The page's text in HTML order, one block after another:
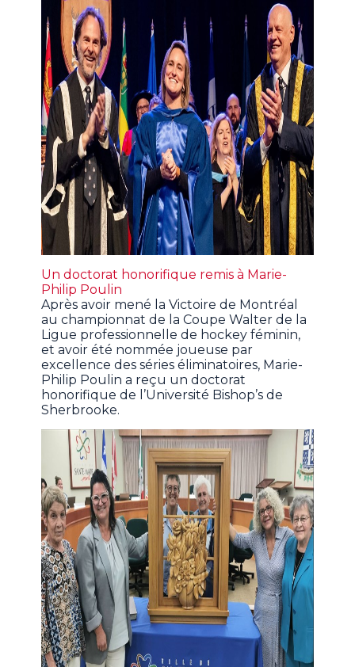
Un doctorat honorifique remis à Marie-
Philip Poulin
Après avoir mené la Victoire de Montréal
au championnat de la Coupe Walter de la
Ligue professionnelle de hockey féminin,
et avoir été nommée joueuse par
excellence des séries éliminatoires, Marie-
Philip Poulin a reçu un doctorat
honorifique de l’Université Bishop’s de
Sherbrooke.